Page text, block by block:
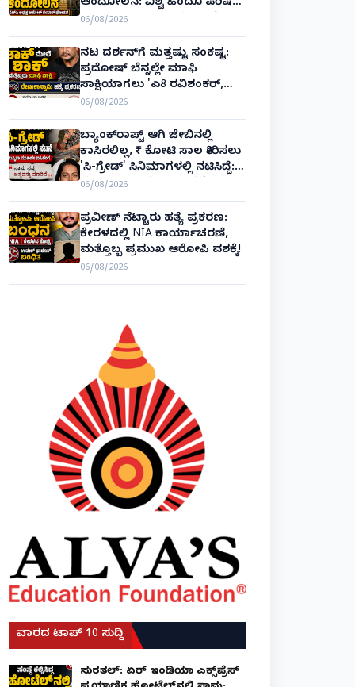
ಆಂದೋಲನ: ವಿಶ್ವ ಹಿಂದೂ ಪರಿಷತ್
ಅಂತರರಾಷ್ಟ್ರೀಯ ಅಧ್ಯಕ್ಷ ಅಲೋಕ್
ಕುಮಾರ್ ಘೋಷಣೆ!
06/08/2026
ನಟ ದರ್ಶನ್‌ಗೆ ಮತ್ತಷ್ಟು ಸಂಕಷ್ಟ:
ಪ್ರದೋಷ್ ಬೆನ್ನಲ್ಲೇ ಮಾಫಿ
ಸಾಕ್ಷಿಯಾಗಲು 'ಎ8 ರವಿಶಂಕರ್,
ಎ10 ವಿನಯ್' ಅರ್ಜಿ!
06/08/2026
ಬ್ಯಾಂಕ್‌ರಾಪ್ಟ್‌ ಆಗಿ ಜೇಬಿನಲ್ಲಿ
ಕಾಸಿರಲಿಲ್ಲ, ₹1 ಕೋಟಿ ಸಾಲ ತೀರಿಸಲು
'ಸಿ-ಗ್ರೇಡ್' ಸಿನಿಮಾಗಳಲ್ಲಿ ನಟಿಸಿದ್ದೆ:
ನಟಿ ಸುಸ್ಮಿತಾ ಮುಖರ್ಜಿ ಕಣ್ಣೀರಿನ
ಹಣೆಬರಹ!
06/08/2026
ಪ್ರವೀಣ್ ನೆಟ್ಟಾರು ಹತ್ಯೆ ಪ್ರಕರಣ:
ಕೇರಳದಲ್ಲಿ NIA ಕಾರ್ಯಾಚರಣೆ,
ಮತ್ತೊಬ್ಬ ಪ್ರಮುಖ ಆರೋಪಿ ವಶಕ್ಕೆ!
06/08/2026
ವಾರದ ಟಾಪ್ 10 ಸುದ್ದಿ
ಸುರತ್ಕಲ್: ಏರ್ ಇಂಡಿಯಾ ಎಕ್ಸ್‌ಪ್ರೆಸ್